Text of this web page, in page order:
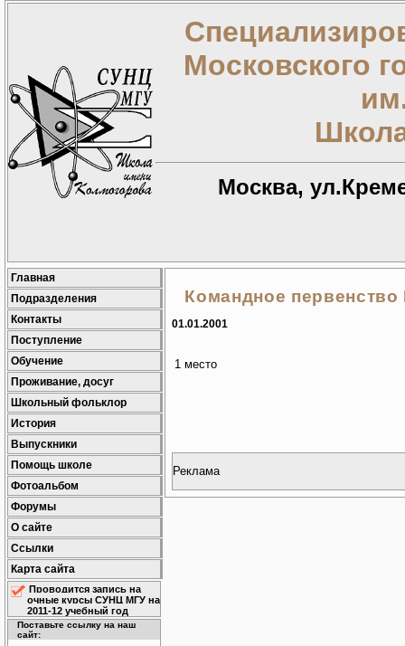
Московского
Москва,
Главная
Подразделения
Контакты
Поступление
Обучение
Проживание, досуг
Школьный фольклор
История
Выпускники
Помощь школе
Фотоальбом
Форумы
О сайте
Ссылки
Карта сайта
Проводится запись на
очные курсы СУНЦ МГУ на
2011-12 учебный год
Поставьте ссылку на наш
сайт:
Командное
01.01.2001
1 место
Реклама